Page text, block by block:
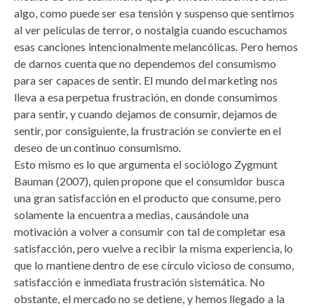
algo, como puede ser esa tensión y suspenso que sentimos
al ver películas de terror, o nostalgia cuando escuchamos
esas canciones intencionalmente melancólicas. Pero hemos
de darnos cuenta que no dependemos del consumismo
para ser capaces de sentir. El mundo del marketing nos
lleva a esa perpetua frustración, en donde consumimos
para sentir, y cuando dejamos de consumir, dejamos de
sentir, por consiguiente, la frustración se convierte en el
deseo de un continuo consumismo.
Esto mismo es lo que argumenta el sociólogo Zygmunt
Bauman (2007), quien propone que el consumidor busca
una gran satisfacción en el producto que consume, pero
solamente la encuentra a medias, causándole una
motivación a volver a consumir con tal de completar esa
satisfacción, pero vuelve a recibir la misma experiencia, lo
que lo mantiene dentro de ese círculo vicioso de consumo,
satisfacción e inmediata frustración sistemática. No
obstante, el mercado no se detiene, y hemos llegado a la